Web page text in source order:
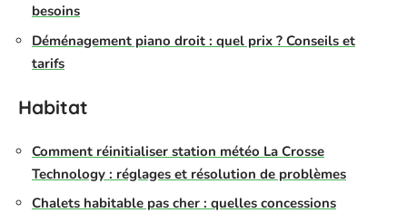
besoins
Déménagement piano droit : quel prix ? Conseils et
tarifs
Habitat
Comment réinitialiser station météo La Crosse
Technology : réglages et résolution de problèmes
Chalets habitable pas cher : quelles concessions